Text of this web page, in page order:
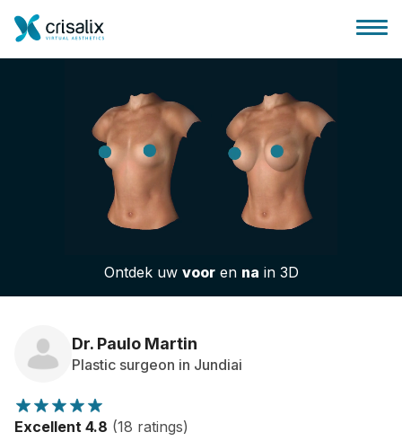
Huis chirurg
3D business platform
Patiëntrecensies
Ontdek uw vooren na in 3D
Dr. Paulo Martin
Plastic surgeon in Jundiai
Excellent 4.8 (18 ratings)